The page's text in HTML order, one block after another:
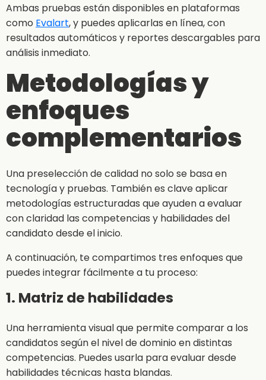
Ambas pruebas están disponibles en plataformas
como Evalart, y puedes aplicarlas en línea, con
resultados automáticos y reportes descargables para
análisis inmediato.
Metodologías y
enfoques
complementarios
Una preselección de calidad no solo se basa en
tecnología y pruebas. También es clave aplicar
metodologías estructuradas que ayuden a evaluar
con claridad las competencias y habilidades del
candidato desde el inicio.
A continuación, te compartimos tres enfoques que
puedes integrar fácilmente a tu proceso:
1. Matriz de habilidades
Una herramienta visual que permite comparar a los
candidatos según el nivel de dominio en distintas
competencias. Puedes usarla para evaluar desde
habilidades técnicas hasta blandas.